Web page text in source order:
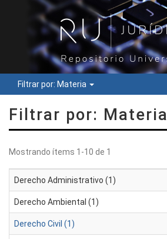
Filtrar por: Materia
Filtrar por: Materia
Mostrando ítems 1-10 de 1
Derecho Administrativo (1)
Derecho Ambiental (1)
Derecho Civil (1)